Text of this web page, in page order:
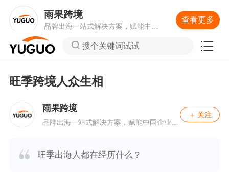
搜个关键词试试
旺季跨境人众生相
雨果跨境
品牌出海一站式解决方案，赋能中国企业大
关注
旺季出海人都在经历什么？
雨果跨境
品牌出海一站式解决方案，赋能中国
企业大规模品牌出海。
查看更多